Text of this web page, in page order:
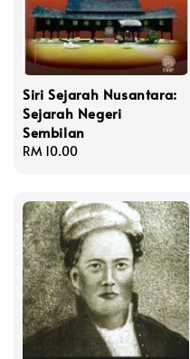
Siri Sejarah Nusantara:
Sejarah Negeri
Sembilan
Regular
RM 10.00